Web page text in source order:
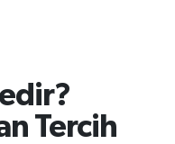
Tercih
Fikstür